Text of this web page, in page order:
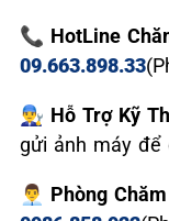
📞 HotLine
09.663.898.33
👨‍🔧 Hỗ Trợ Kỹ
gửi ảnh máy để
👨‍💼 Phòng